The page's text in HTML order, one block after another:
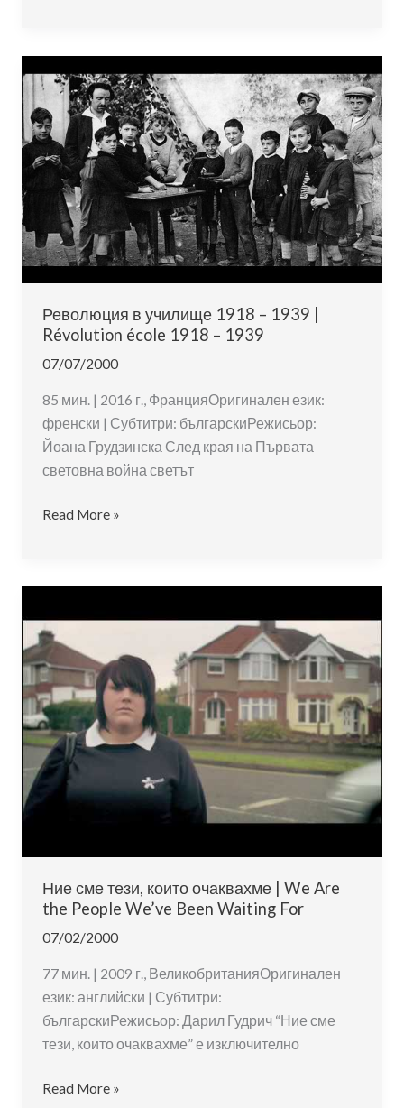
Революция в училище 1918 – 1939 |
Révolution école 1918 – 1939
07/07/2000
85 мин. | 2016 г., ФранцияОригинален език:
френски | Субтитри: българскиРежисьор:
Йоана Грудзинска След края на Първата
световна война светът
Революция
1918
1939
Révolution
école
1918
–
1939
Read More »
Ние сме тези, които очаквахме | We Are
the People We’ve Been Waiting For
07/02/2000
77 мин. | 2009 г., ВеликобританияОригинален
език: английски | Субтитри:
българскиРежисьор: Дарил Гудрич “Ние сме
тези, които очаквахме” е изключително
Ние
Read More »